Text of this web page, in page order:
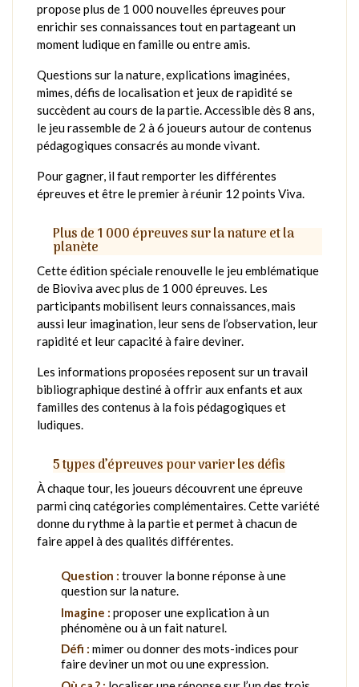
propose plus de 1 000 nouvelles épreuves pour
enrichir ses connaissances tout en partageant un
moment ludique en famille ou entre amis.
Questions sur la nature, explications imaginées,
mimes, défis de localisation et jeux de rapidité se
succèdent au cours de la partie. Accessible dès 8 ans,
le jeu rassemble de 2 à 6 joueurs autour de contenus
pédagogiques consacrés au monde vivant.
Pour gagner, il faut remporter les différentes
épreuves et être le premier à réunir 12 points Viva.
Plus de 1 000 épreuves sur la nature et la
planète
Cette édition spéciale renouvelle le jeu emblématique
de Bioviva avec plus de 1 000 épreuves. Les
participants mobilisent leurs connaissances, mais
aussi leur imagination, leur sens de l’observation, leur
rapidité et leur capacité à faire deviner.
Les informations proposées reposent sur un travail
bibliographique destiné à offrir aux enfants et aux
familles des contenus à la fois pédagogiques et
ludiques.
5 types d’épreuves pour varier les défis
À chaque tour, les joueurs découvrent une épreuve
parmi cinq catégories complémentaires. Cette variété
donne du rythme à la partie et permet à chacun de
faire appel à des qualités différentes.
Question : trouver la bonne réponse à une
question sur la nature.
Imagine : proposer une explication à un
phénomène ou à un fait naturel.
Défi : mimer ou donner des mots-indices pour
faire deviner un mot ou une expression.